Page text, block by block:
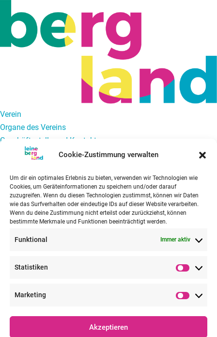
Cookie-Zustimmung verwalten
Um dir ein optimales Erlebnis zu bieten, verwenden wir Technologien wie
Cookies, um Geräteinformationen zu speichern und/oder darauf
zuzugreifen. Wenn du diesen Technologien zustimmst, können wir Daten
wie das Surfverhalten oder eindeutige IDs auf dieser Website verarbeiten.
Wenn du deine Zustimmung nicht erteilst oder zurückziehst, können
bestimmte Merkmale und Funktionen beeinträchtigt werden.
Funktional Immer aktiv
Statistiken
Marketing
Akzeptieren
Verein
Organe des Vereins
Geschäftsstelle und Kontakt
Newsletter
Projekt Qualitätswanderregion Leinebergland
Hausarztversorgung
Regionales Versorgungszentrum Leinebergland
Mobilität
Hilde Lastenradverleih
LEADER